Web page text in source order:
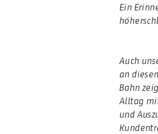
Ein
Auch
an
Bahn
Alltag
und